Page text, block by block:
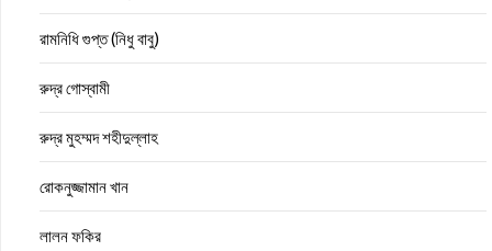
রামনিধি গুপ্ত (নিধু বাবু)
রুদ্র গোস্বামী
রুদ্র মুহম্মদ শহীদুল্লাহ
রোকনুজ্জামান খান
লালন ফকির